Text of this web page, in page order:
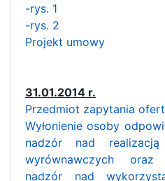
-rys. 1
-rys. 2
Projekt umowy
31.01.2014 r.
Przedmiot zapytania
Wyłonienie osoby
nadzór nad
wyrównawczych
nadzór nad